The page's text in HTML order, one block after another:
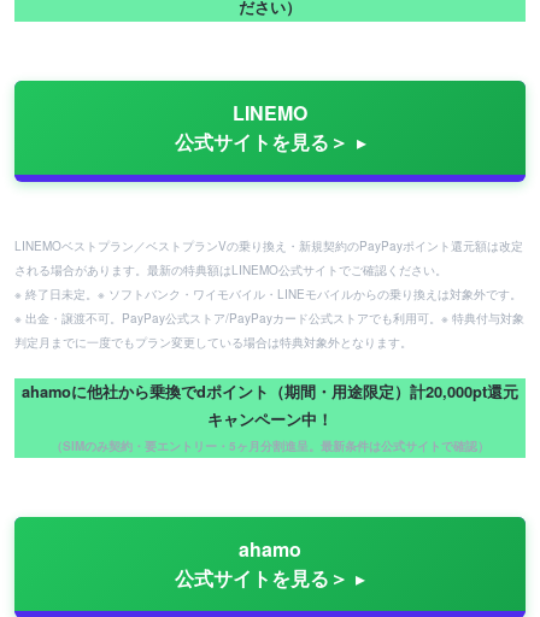
ださい）
LINEMO
公式サイトを見る＞
LINEMOベストプラン／ベストプランVの乗り換え・新規契約のPayPayポイント還元額は改定
される場合があります。最新の特典額はLINEMO公式サイトでご確認ください。
※ 終了日未定。※ ソフトバンク・ワイモバイル・LINEモバイルからの乗り換えは対象外です。
※ 出金・譲渡不可。PayPay公式ストア/PayPayカード公式ストアでも利用可。※ 特典付与対象
判定月までに一度でもプラン変更している場合は特典対象外となります。
ahamoに他社から乗換でdポイント（期間・用途限定）計20,000pt還元
キャンペーン中！
（SIMのみ契約・要エントリー・5ヶ月分割進呈。最新条件は公式サイトで確認）
ahamo
公式サイトを見る＞